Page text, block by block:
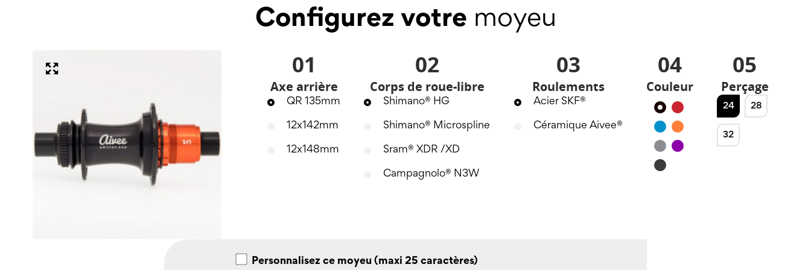
Configurez votre moyeu
01
Axe arrière
QR 135mm
12x142mm
12x148mm
02
Corps de roue-libre
Shimano® HG
Shimano® Microspline
Sram® XDR /XD
Campagnolo® N3W
03
Roulements
Acier SKF®
Céramique Aivee®
04
Couleur
NoirRouge
BleuOrange
SilverViolet
Noir
05
Perçage
24 28
32
Personnalisez ce moyeu (maxi 25 caractères)